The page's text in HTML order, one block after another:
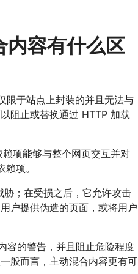
内容有什么区
限于站点上封装的并且无法与
阻止或替换通过 HTTP 加载
项能够与整个网页交互并对
项。
；在受损之后，它允许攻击
户提供伪造的页面，或将用户
容的警告，并且阻止危险程度
般而言，主动混合内容更有可